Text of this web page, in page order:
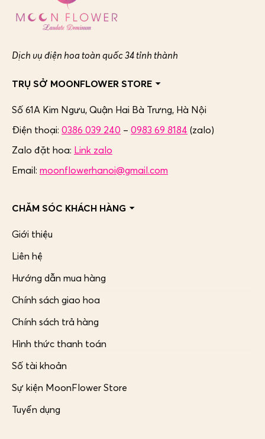
Dịch vụ điện hoa toàn quốc 34 tỉnh thành
TRỤ SỞ MOONFLOWER STORE
Số 61A Kim Ngưu, Quận Hai Bà Trưng, Hà Nội
Điện thoại: 0386 039 240 – 0983 69 8184 (zalo)
Zalo đặt hoa: Link zalo
Email: moonflowerhanoi@gmail.com
CHĂM SÓC KHÁCH HÀNG
Giới thiệu
Liên hệ
Hướng dẫn mua hàng
Chính sách giao hoa
Chính sách trả hàng
Hình thức thanh toán
Số tài khoản
Sự kiện MoonFlower Store
Tuyển dụng